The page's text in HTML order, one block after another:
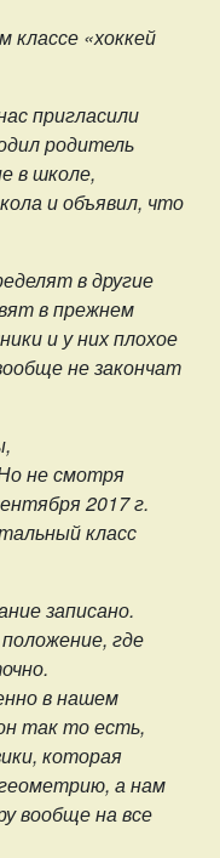
классе «хоккей
пригласили
родитель
в школе,
и объявил, что
в другие
в прежнем
и у них плохое
не закончат
не смотря
2017 г.
класс
записано.
где
в нашем
так то есть,
которая
а нам
вообще на все